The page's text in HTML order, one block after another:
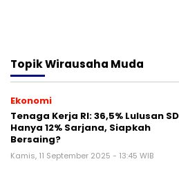
TopikWirausaha Muda
Ekonomi
Tenaga Kerja RI: 36,5% Lulusan
Hanya 12% Sarjana, Siapkah
Bersaing?
Kamis, 11 September 2025 - 13:45 WIB